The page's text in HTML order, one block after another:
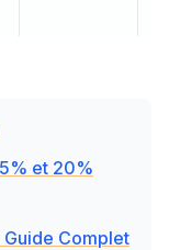
et 20%
Guide Complet